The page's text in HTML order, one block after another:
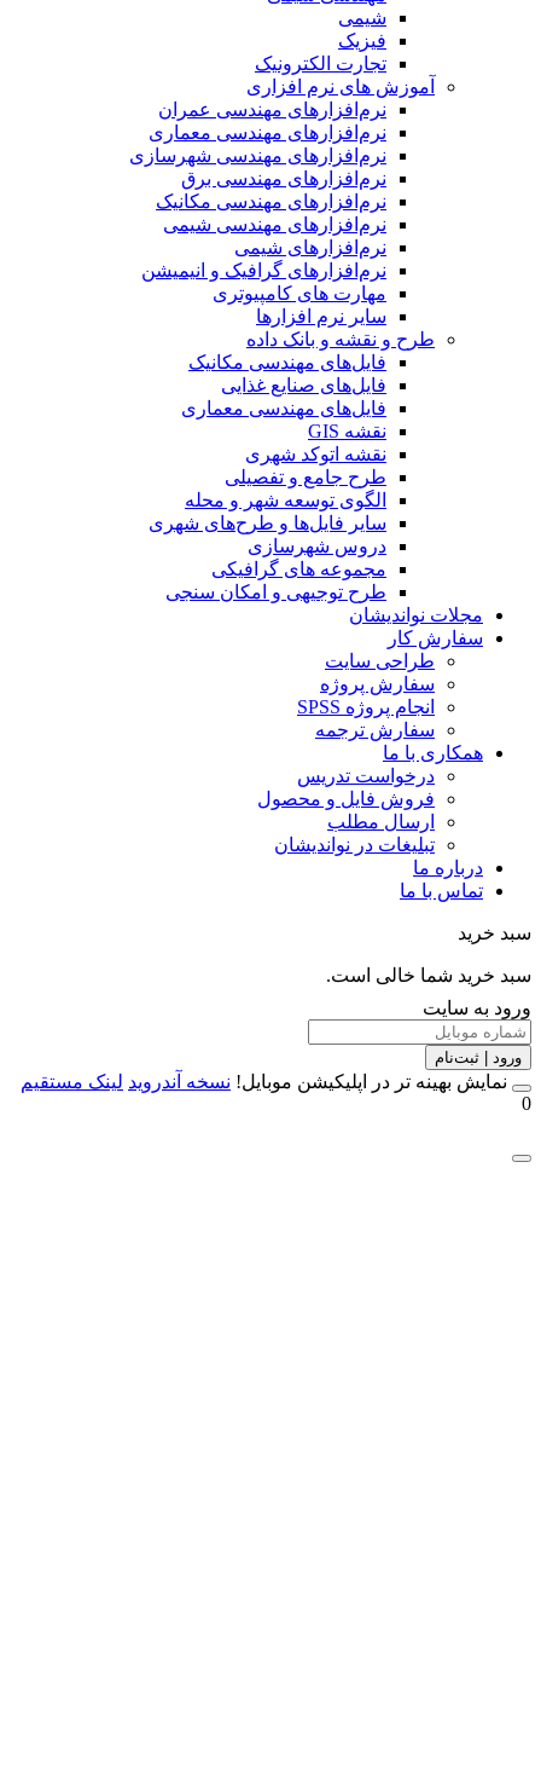
شیمی
فیزیک
تجارت الکترونیک
آموزش های نرم افزاری
نرم‌افزارهای مهندسی عمران
نرم‌افزارهای مهندسی معماری
نرم‌افزارهای مهندسی شهرسازی
نرم‌افزارهای مهندسی برق
نرم‌افزارهای مهندسی مکانیک
نرم‌افزارهای مهندسی شیمی
نرم‌افزارهای شیمی
نرم‌افزارهای گرافیک و انیمیشن
مهارت های کامپیوتری
سایر نرم افزارها
طرح و نقشه و بانک داده
فایل‌های مهندسی مکانیک
فایل‌های صنایع غذایی
فایل‌های مهندسی معماری
نقشه GIS
نقشه اتوکد شهری
طرح جامع و تفصیلی
الگوی توسعه شهر و محله
سایر فایل‌ها و طرح‌های شهری
دروس شهرسازی
مجموعه های گرافیکی
طرح توجیهی و امکان سنجی
مجلات نواندیشان
سفارش کار
طراحی سایت
سفارش پروژه
انجام پروژه SPSS
سفارش ترجمه
همکاری با ما
درخواست تدریس
فروش فایل و محصول
ارسال مطلب
تبلیغات در نواندیشان
درباره ما
تماس با ما
خرید شما خالی است.
به سایت
| ثبت‌نام
بهینه تر در اپلیکیشن موبایل!نسخه آندروید لینک مستقیم